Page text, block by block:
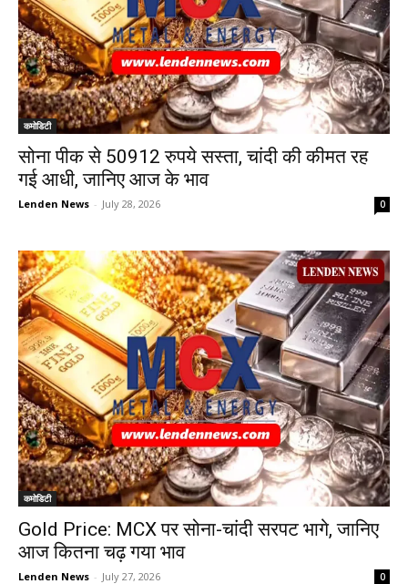
कमोडिटी
सोना पीक से 50912 रुपये सस्ता, चांदी की कीमत रह
गई आधी, जानिए आज के भाव
Lenden News - July 28, 2026 0
कमोडिटी
Gold Price: MCX पर सोना-चांदी सरपट भागे, जानिए
आज कितना चढ़ गया भाव
Lenden News - July 27, 2026 0